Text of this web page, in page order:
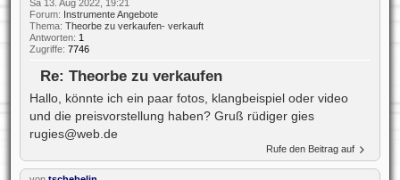
Sa 13. Aug 2022, 19:21
Forum: Instrumente Angebote
Thema: Theorbe zu verkaufen- verkauft
Antworten: 1
Zugriffe: 7746
Re: Theorbe zu verkaufen
Hallo, könnte ich ein paar fotos, klangbeispiel oder video
und die preisvorstellung haben? Gruß rüdiger gies
rugies@web.de
Rufe den Beitrag auf